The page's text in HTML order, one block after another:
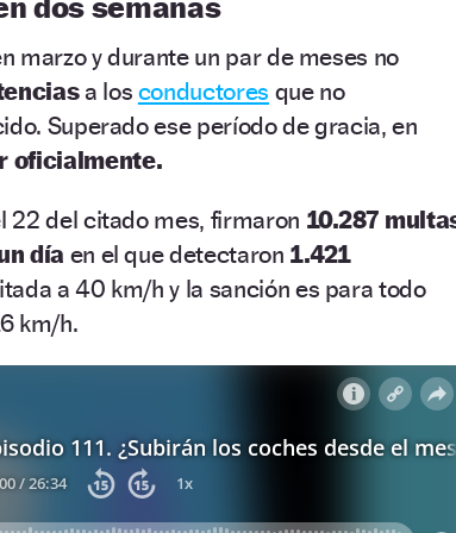
marzo y durante un par de meses no
a los conductores que no
Superado ese período de gracia, en
oficialmente.
22 del citado mes, firmaron 10.287
día en el que detectaron 1.421
a 40 km/h y la sanción es para todo
km/h.